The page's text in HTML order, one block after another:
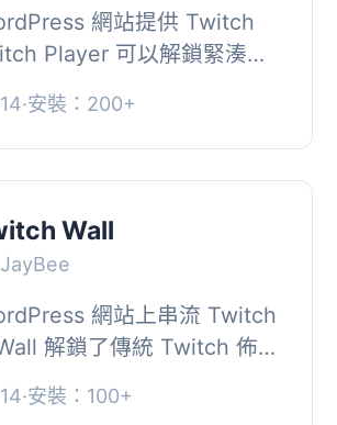
網站提供 Twitch
Player 可以解鎖緊湊的
進的 WordPress Twitch 外
·安裝：200+
Wall
網站上串流 Twitch
解鎖了傳統 Twitch 佈
Twitch 外掛,
·安裝：100+